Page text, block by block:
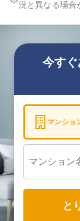
況と異なる場合
今す
マンショ
と